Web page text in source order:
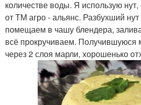
количестве воды. Я использую нут,
от ТМ агро - альянс. Разбухший
помещаем в чашу блендера,
всё прокручиваем. Получившуюся
через 2 слоя марли, хорошенько